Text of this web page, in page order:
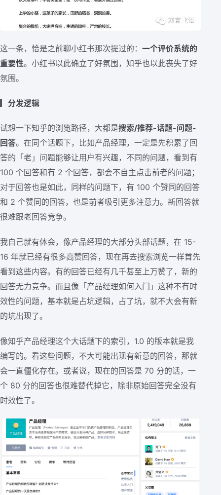
这一条，恰是之前聊小红书那次提过的： 一个评价系统的
重要性。小红书以此确立了好氛围，知乎也以此丧失了好
氛围。
分发逻辑
试想一下知乎的浏览路径，大都是搜索/推荐-话题-问题-
回答。在同个话题下，比如产品经理，一定是先积累了回
答的「老」问题能够让用户有兴趣，不同的问题，看到有
100 个回答和有 2 个回答，都会不自主点击前者的问题；
对于回答也是如此，同样的问题下，有 100 个赞同的回答
和 2 个赞同的回答，也是前者吸引更多注意力。新回答就
很难跟老回答竞争。
我自己就有体会，像产品经理的大部分头部话题，在 15-
16 年就已经有很多高赞回答，现在再去搜索浏览一样首先
看到这些内容。有的回答已经有几千甚至上万赞了，新的
回答无力竞争。而且像「产品经理如何入门」这种不有时
效性的问题，基本就是占坑逻辑，占了坑，就不大会有新
的坑出现了。
像知乎产品经理这个大话题下的索引，1.0 的版本就是我
编写的。看这些问题，不大可能出现有新意的回答，那就
会一直僵化存在。或者说，现在的回答是 70 分的话，一
个 80 分的回答也很难替代掉它，除非原始回答完全没有
时效性了。